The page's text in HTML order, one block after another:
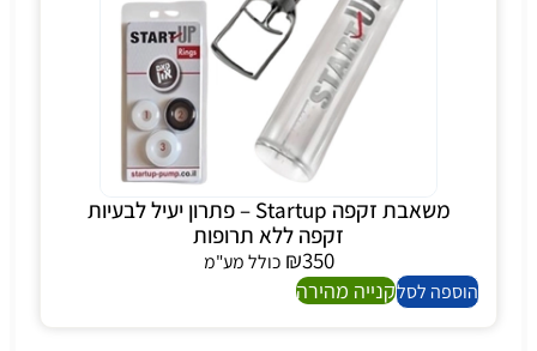
משאבת זקפה Startup – פתרון יעיל לבעיות
זקפה ללא תרופות
₪350
כולל מע"מ
הוספה לסלקנייה מהירה